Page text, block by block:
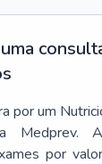
por um
Medprev.
por